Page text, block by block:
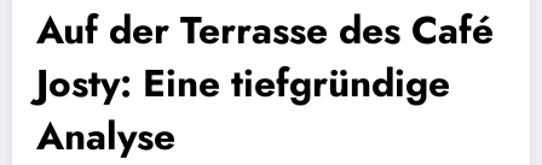
Auf der Terrasse des Café
Josty: Eine tiefgründige
Analyse